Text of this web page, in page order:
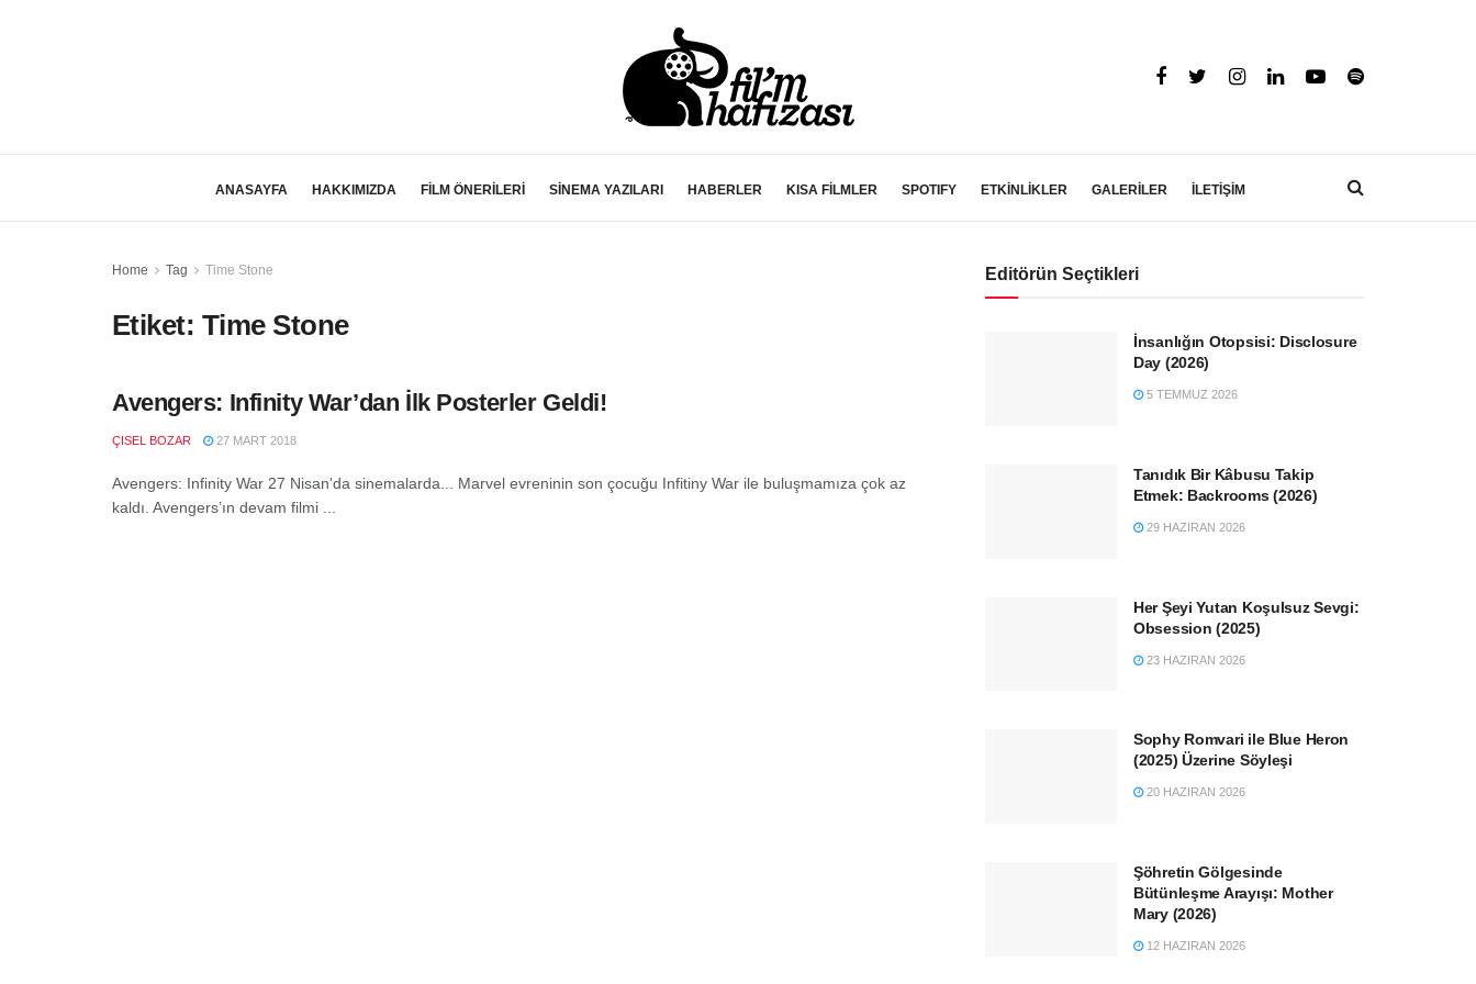
ANASAYFA HAKKIMIZDA FİLM ÖNERİLERİ SİNEMA YAZILARI HABERLER KISA FİLMLER SPOTIFY ETKİNLİKLER GALERİLER İLETİŞİM
Home Tag Time Stone
Etiket: Time Stone
Avengers: Infinity War’dan İlk Posterler Geldi!
ÇISEL BOZAR 27 MART 2018
Avengers: Infinity War 27 Nisan'da sinemalarda... Marvel evreninin son çocuğu Infitiny War ile buluşmamıza çok az
kaldı. Avengers’ın devam filmi ...
Editörün Seçtikleri
İnsanlığın Otopsisi: Disclosure
Day (2026)
5 TEMMUZ 2026
Tanıdık Bir Kâbusu Takip
Etmek: Backrooms (2026)
29 HAZIRAN 2026
Her Şeyi Yutan Koşulsuz Sevgi:
Obsession (2025)
23 HAZIRAN 2026
Sophy Romvari ile Blue Heron
(2025) Üzerine Söyleşi
20 HAZIRAN 2026
Şöhretin Gölgesinde
Bütünleşme Arayışı: Mother
Mary (2026)
12 HAZIRAN 2026